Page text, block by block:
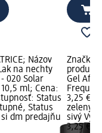
Názov
na nechty
020 Solar
ml; Cena:
Status
Status
dm predajňu
Značka:
Gel
3,25 €;
zelený
sivý
3,25 €